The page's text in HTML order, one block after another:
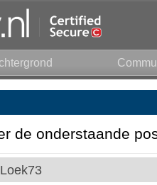
de onderstaande
Loek73